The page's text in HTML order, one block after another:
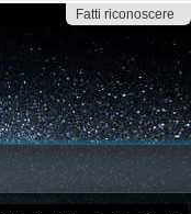
Fatti riconoscere